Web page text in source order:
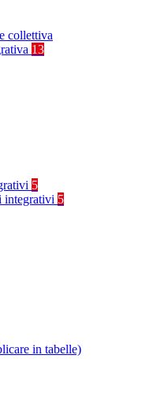
collettiva
13
5
integrativi 5
in tabelle)